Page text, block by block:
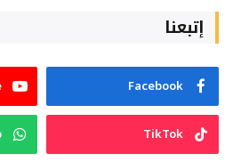
إتبعنا
Facebook
TikTok